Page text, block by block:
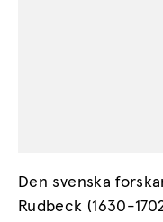
Den svenska
Rudbeck (1630-